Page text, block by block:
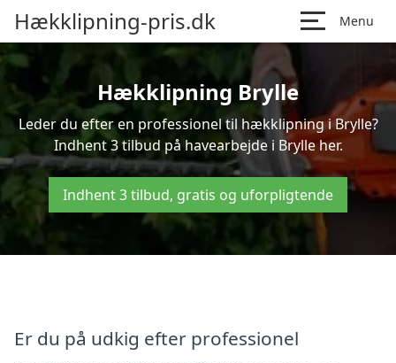
Hækklipning-pris.dk Menu
Hækklipning Brylle
Leder du efter en professionel til hækklipning i Brylle?
Indhent 3 tilbud på havearbejde i Brylle her.
Indhent 3 tilbud, gratis og uforpligtende
Er du på udkig efter professionel